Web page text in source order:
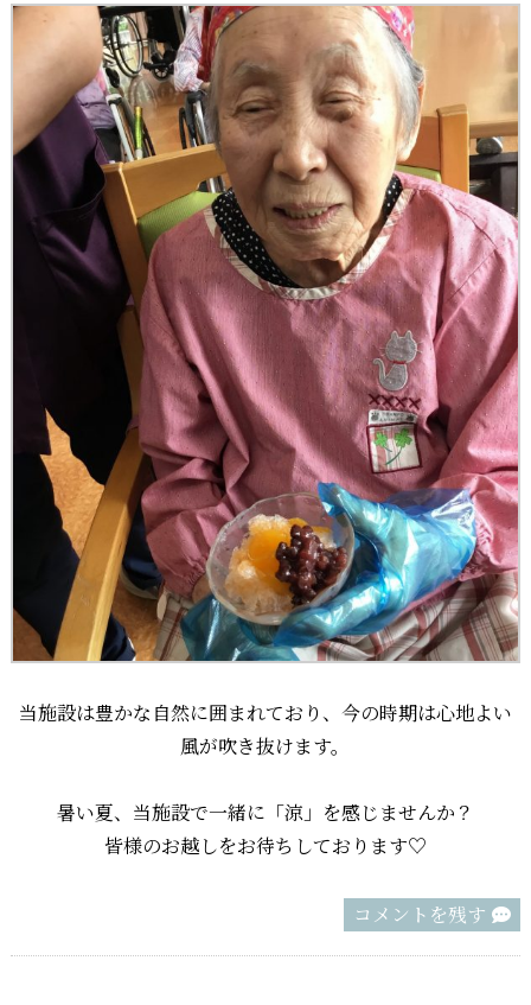
当施設は豊かな自然に囲まれており、今の時期は心地よい
風が吹き抜けます。
暑い夏、当施設で一緒に「涼」を感じませんか？
皆様のお越しをお待ちしております♡
コメントを残す